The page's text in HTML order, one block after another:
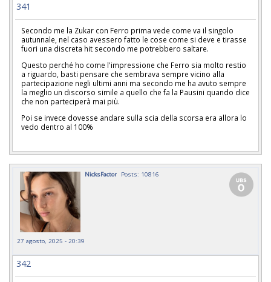
341
Secondo me la Zukar con Ferro prima vede come va il singolo
autunnale, nel caso avessero fatto le cose come si deve e tirasse
fuori una discreta hit secondo me potrebbero saltare.
Questo perché ho come l'impressione che Ferro sia molto restio
a riguardo, basti pensare che sembrava sempre vicino alla
partecipazione negli ultimi anni ma secondo me ha avuto sempre
la meglio un discorso simile a quello che fa la Pausini quando dice
che non parteciperà mai più.
Poi se invece dovesse andare sulla scia della scorsa era allora lo
vedo dentro al 100%
NicksFactor Posts: 10816
27 agosto, 2025 - 20:39
342